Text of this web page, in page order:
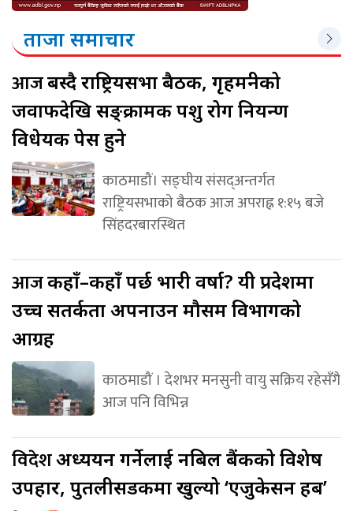
ताजा समाचार
आजबस्दै राष्ट्रियसभा बैठक, गृहमन्त्रीको
जवाफदेखि सङ्क्रामक पशु रोग नियन्त्रण
विधेयक पेस हुने
काठमाडौं। सङ्घीय संसद्अन्तर्गत
राष्ट्रियसभाको बैठक आज अपराह्न १:१५ बजे
सिंहदरबारस्थित
आजकहाँ–कहाँ पर्छ भारी वर्षा? यी प्रदेशमा
उच्च सतर्कता अपनाउन मौसम विभागको
आग्रह
काठमाडौं । देशभर मनसुनी वायु सक्रिय रहेसँगै
आज पनि विभिन्न
विदेशअध्ययन गर्नेलाई नबिल बैंकको विशेष
उपहार, पुतलीसडकमा खुल्यो ‘एजुकेसन हब’